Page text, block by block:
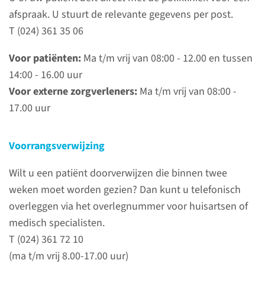
afspraak. U stuurt de relevante gegevens per post.
T (024) 361 35 06
Voor patiënten: Ma t/m vrij van 08:00 - 12.00 en tussen
14:00 - 16.00 uur
Voor externe zorgverleners: Ma t/m vrij van 08:00 -
17.00 uur
Voorrangsverwijzing
Wilt u een patiënt doorverwijzen die binnen twee
weken moet worden gezien? Dan kunt u telefonisch
overleggen via het overlegnummer voor huisartsen of
medisch specialisten.
T (024) 361 72 10
(ma t/m vrij 8.00-17.00 uur)
Bekijk ons bezoekadres,
postadres en onze
routenummers.
lees meer
U kunt alle patiënten met
klachten op het KNO-gebied
doorverwijzen. Op een aantal
aandachtsgebieden zijn wij
gespecialiseerd: